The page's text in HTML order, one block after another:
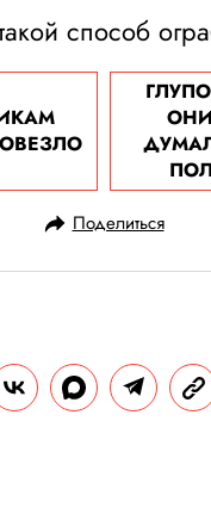
способ
Поделиться
15.02.2026, 01:07
доволен